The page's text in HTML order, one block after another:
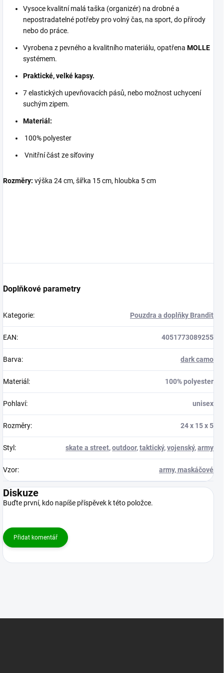
Vysoce kvalitní malá taška (organizér) na drobné a
nepostradatelné potřeby pro volný čas, na sport, do přírody
nebo do práce.
Vyrobena z pevného a kvalitního materiálu, opatřena MOLLE
systémem.
Praktické, velké kapsy.
7 elastických upevňovacích pásů, nebo možnost uchycení
suchým zipem.
Materiál:
100% polyester
Vnitřní část ze síťoviny
Rozměry: výška 24 cm, šířka 15 cm, hloubka 5 cm
Doplňkové parametry
Kategorie: Pouzdra a doplňky Brandit
EAN: 4051773089255
Barva: dark camo
Materiál : 100% polyester
Pohlaví: unisex
Rozměry: 24 x 15 x 5
Styl : skate a street,outdoor,taktický,vojenský,army
Vzor: army, maskáčové
Diskuze
Buďte první, kdo napíše příspěvek k této položce.
Přidat komentář